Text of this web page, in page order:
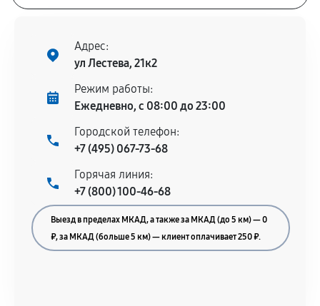
Адрес:
ул Лестева, 21к2
Режим работы:
Ежедневно, с 08:00 до 23:00
Городской телефон:
+7 (495) 067-73-68
Горячая линия:
+7 (800) 100-46-68
Выезд в пределах МКАД, а также за МКАД (до 5 км) — 0
₽, за МКАД (больше 5 км) — клиент оплачивает 250 ₽.